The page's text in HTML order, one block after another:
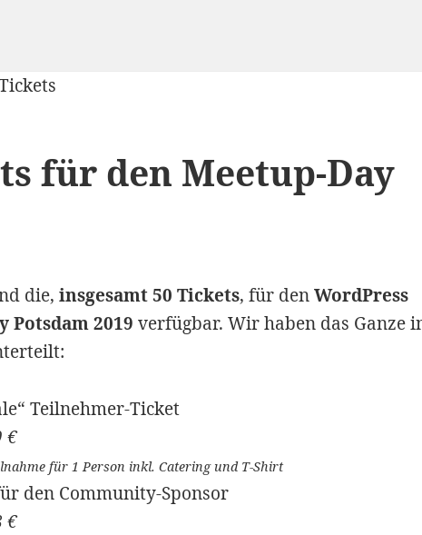
für den Meetup-Day
die,insgesamt 50 Tickets, für denWordPress
Potsdam 2019 verfügbar. Wir haben das Ganze
Teilnehmer-Ticket
€
für 1 Person inkl. Catering und T-Shirt
den Community-Sponsor
€